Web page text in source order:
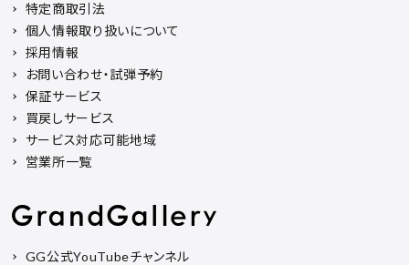
特定商取引法
個人情報取り扱いについて
採用情報
お問い合わせ・試弾予約
保証サービス
買戻しサービス
サービス対応可能地域
営業所一覧
GG公式YouTubeチャンネル